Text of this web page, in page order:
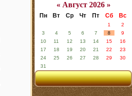
« Август 2026 »
Пн Вт Ср Чт Пт Сб Вс
1
2
3
4 5 6 7 8
9
10
11 12 13 14 15
16
17
18 19 20 21 22
23
24
25 26 27 28 29
30
31